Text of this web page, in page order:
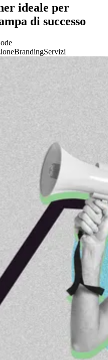
ideale per
di successo
BrandingServizi